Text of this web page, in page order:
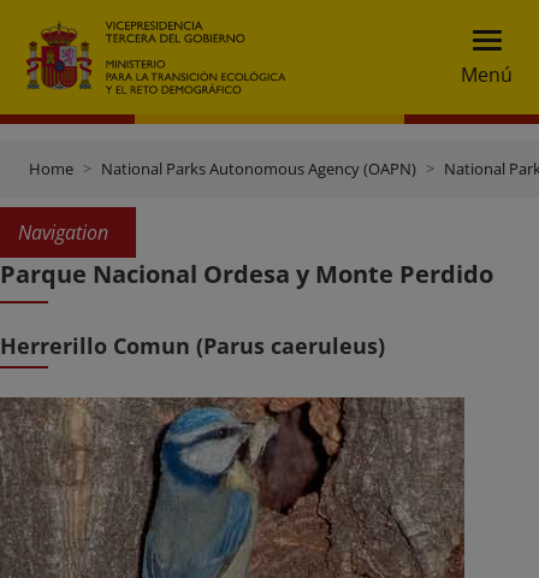
Menú
Home National Parks Autonomous Agency (OAPN) National
Navigation
Parque Nacional Ordesa y Monte Perdido
Herrerillo Comun (Parus caeruleus)